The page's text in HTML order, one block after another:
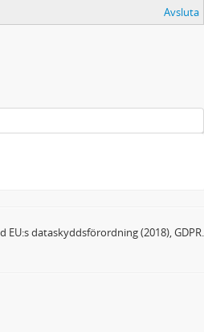
Avsluta
dataskyddsförordning (2018), GDPR.